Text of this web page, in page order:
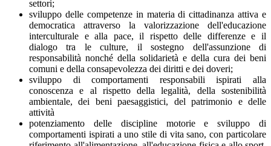
settori;
sviluppo delle competenze in materia di cittadinanza attiva e
democratica attraverso la valorizzazione dell'educazione
interculturale e alla pace, il rispetto delle differenze e il
dialogo tra le culture, il sostegno dell'assunzione di
responsabilità nonché della solidarietà e della cura dei beni
comuni e della consapevolezza dei diritti e dei doveri;
sviluppo di comportamenti responsabili ispirati alla
conoscenza e al rispetto della legalità, della sostenibilità
ambientale, dei beni paesaggistici, del patrimonio e delle
attività
potenziamento delle discipline motorie e sviluppo di
comportamenti ispirati a uno stile di vita sano, con particolare